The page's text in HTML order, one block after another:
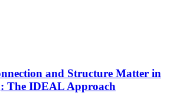
and Structure Matter in
The IDEAL Approach